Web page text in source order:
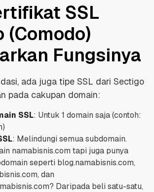
SSL
(Comodo)
Fungsinya
ada juga tipe SSL dari Sectigo
pada cakupan domain:
SSL: Untuk 1 domain saja (contoh:
: Melindungi semua subdomain.
namabisnis.com tapi juga punya
seperti blog.namabisnis.com,
dan
Daripada beli satu-satu,